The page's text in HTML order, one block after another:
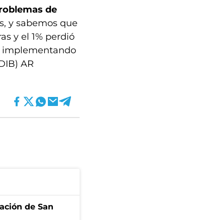
de
y sabemos que
y el 1% perdió
implementando
AR
de San